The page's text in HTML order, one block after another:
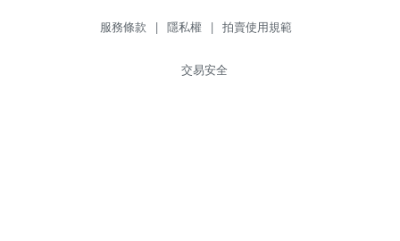
服務條款 | 隱私權 | 拍賣使用規範
交易安全